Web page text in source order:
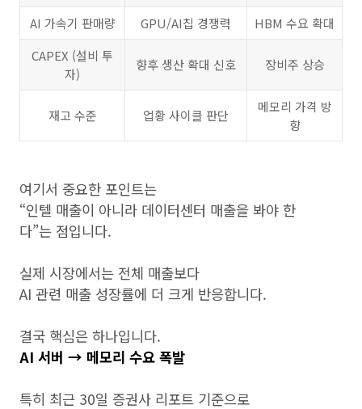
AI 가속기 판매량
GPU/AI칩 경쟁력
HBM 수요 확대
CAPEX (설비 투
자)
향후 생산 확대 신호 장비주 상승
재고 수준 업황 사이클 판단
메모리 가격 방
향
여기서 중요한 포인트는
“인텔 매출이 아니라 데이터센터 매출을 봐야 한
다”는 점입니다.
실제 시장에서는 전체 매출보다
AI 관련 매출 성장률에 더 크게 반응합니다.
결국 핵심은 하나입니다.
AI 서버 → 메모리 수요 폭발
특히 최근 30일 증권사 리포트 기준으로